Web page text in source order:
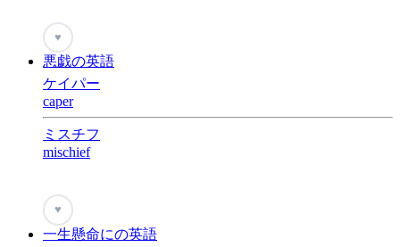
♥
悪戯の英語
ケイパー
caper
ミスチフ
mischief
♥
一生懸命にの英語